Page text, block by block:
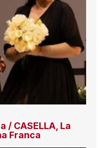
/ CASELLA, La
Franca